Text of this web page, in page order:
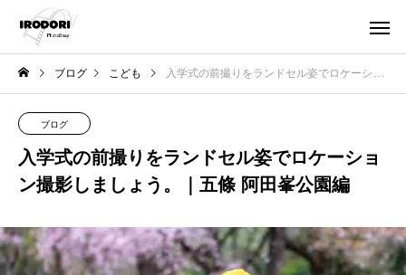
ブログ こども 入学式の前撮りをランドセル姿でロケーション撮影しましょう。｜五條 阿田峯公園編
ブログ
入学式の前撮りをランドセル姿でロケーショ
ン撮影しましょう。｜五條 阿田峯公園編